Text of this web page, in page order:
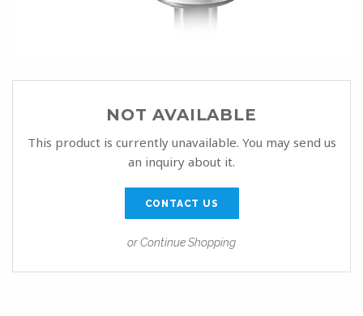
NOT AVAILABLE
This product is currently unavailable. You may send us
an inquiry about it.
CONTACT US
or Continue Shopping